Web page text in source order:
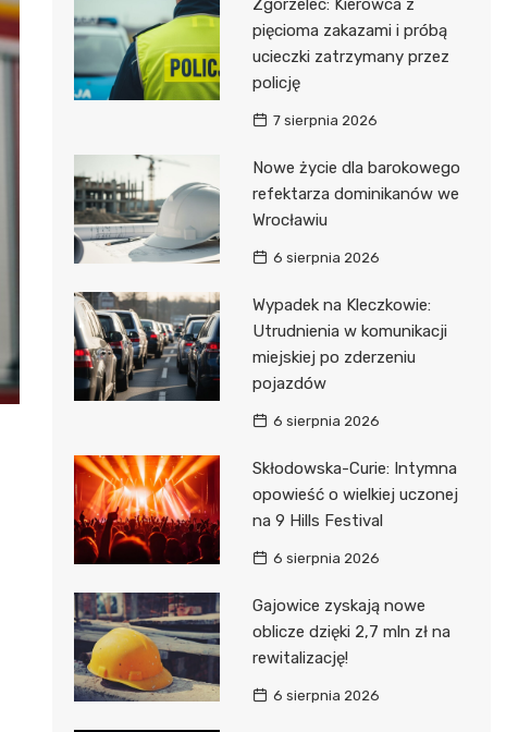
Zgorzelec: Kierowca z
pięcioma zakazami i próbą
ucieczki zatrzymany przez
policję
7 sierpnia 2026
Nowe życie dla barokowego
refektarza dominikanów we
Wrocławiu
6 sierpnia 2026
Wypadek na Kleczkowie:
Utrudnienia w komunikacji
miejskiej po zderzeniu
pojazdów
6 sierpnia 2026
Skłodowska-Curie: Intymna
opowieść o wielkiej uczonej
na 9 Hills Festival
6 sierpnia 2026
Gajowice zyskają nowe
oblicze dzięki 2,7 mln zł na
rewitalizację!
6 sierpnia 2026